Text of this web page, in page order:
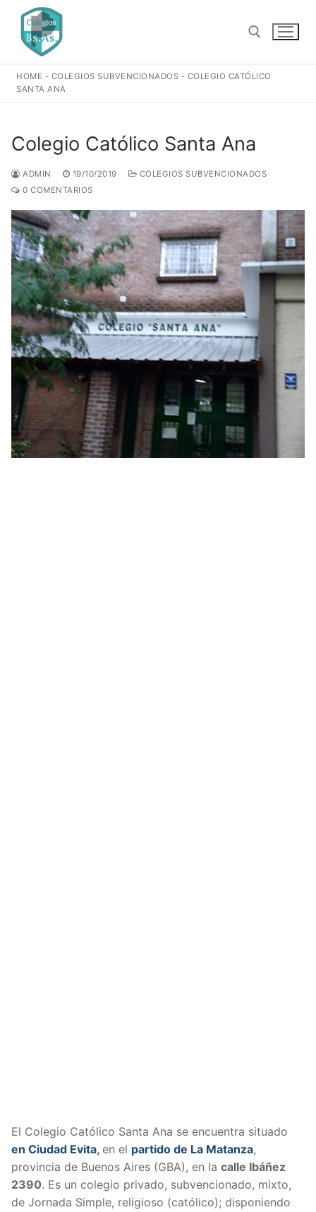
contenido
HOME - COLEGIOS SUBVENCIONADOS - COLEGIO CATÓLICO
SANTA ANA
Colegio Católico Santa Ana
ADMIN 19/10/2019
COLEGIOS SUBVENCIONADOS
0 COMENTARIOS
El Colegio Católico Santa Ana se encuentra situado
en Ciudad Evita, en el partido de La Matanza,
provincia de Buenos Aires (GBA), en la calle Ibáñez
2390. Es un colegio privado, subvencionado, mixto,
de Jornada Simple, religioso (católico); disponiendo